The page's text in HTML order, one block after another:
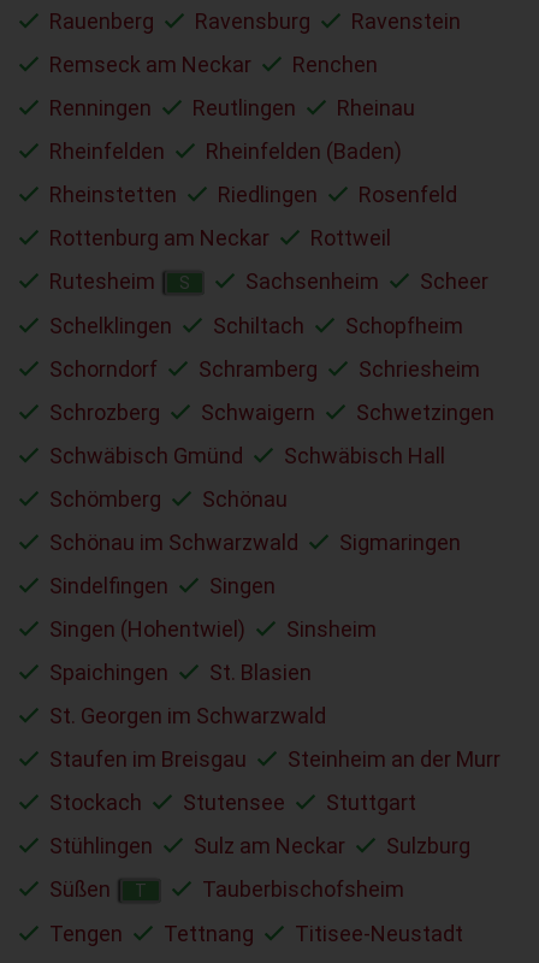
Rauenberg
Ravensburg
Ravenstein
Remseck am Neckar
Renchen
Renningen
Reutlingen
Rheinau
Rheinfelden
Rheinfelden (Baden)
Rheinstetten
Riedlingen
Rosenfeld
Rottenburg am Neckar
Rottweil
Rutesheim
S Sachsenheim
Scheer
Schelklingen
Schiltach
Schopfheim
Schorndorf
Schramberg
Schriesheim
Schrozberg
Schwaigern
Schwetzingen
Schwäbisch Gmünd
Schwäbisch Hall
Schömberg
Schönau
Schönau im Schwarzwald
Sigmaringen
Sindelfingen
Singen
Singen (Hohentwiel)
Sinsheim
Spaichingen
St. Blasien
St. Georgen im Schwarzwald
Staufen im Breisgau
Steinheim an der Murr
Stockach
Stutensee
Stuttgart
Stühlingen
Sulz am Neckar
Sulzburg
Süßen
T
Tauberbischofsheim
Tengen
Tettnang
Titisee-Neustadt